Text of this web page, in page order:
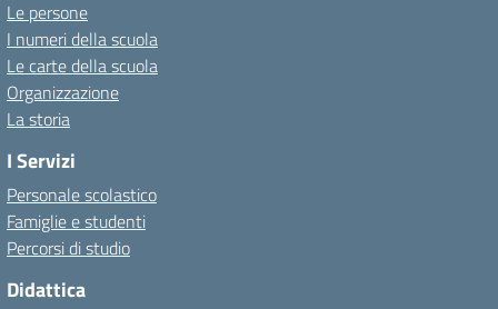
Le persone
I numeri della scuola
Le carte della scuola
Organizzazione
La storia
I Servizi
Personale scolastico
Famiglie e studenti
Percorsi di studio
Didattica